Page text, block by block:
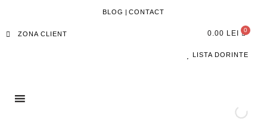
BLOG | CONTACT
ZONA CLIENT 0.00 LEI
LISTA DORINTE